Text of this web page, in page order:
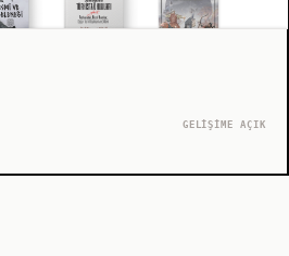
GELİŞİME AÇIK